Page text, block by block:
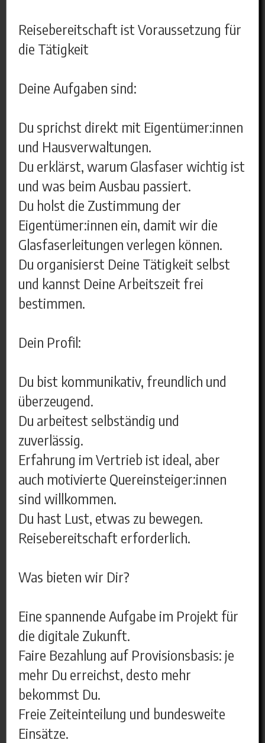
Reisebereitschaft ist Voraussetzung für
die Tätigkeit
Deine Aufgaben sind:
Du sprichst direkt mit Eigentümer:innen
und Hausverwaltungen.
Du erklärst, warum Glasfaser wichtig ist
und was beim Ausbau passiert.
Du holst die Zustimmung der
Eigentümer:innen ein, damit wir die
Glasfaserleitungen verlegen können.
Du organisierst Deine Tätigkeit selbst
und kannst Deine Arbeitszeit frei
bestimmen.
Dein Profil:
Du bist kommunikativ, freundlich und
überzeugend.
Du arbeitest selbständig und
zuverlässig.
Erfahrung im Vertrieb ist ideal, aber
auch motivierte Quereinsteiger:innen
sind willkommen.
Du hast Lust, etwas zu bewegen.
Reisebereitschaft erforderlich.
Was bieten wir Dir?
Eine spannende Aufgabe im Projekt für
die digitale Zukunft.
Faire Bezahlung auf Provisionsbasis: je
mehr Du erreichst, desto mehr
bekommst Du.
Freie Zeiteinteilung und bundesweite
Einsätze.